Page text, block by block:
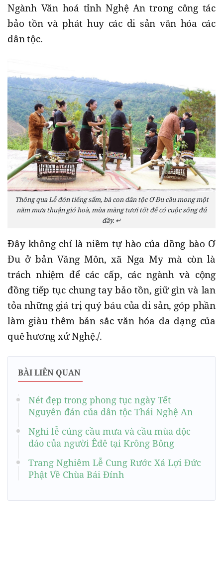
Ngành Văn hoá tỉnh Nghệ An trong công tác
bảo tồn và phát huy các di sản văn hóa các
dân tộc.
Thông qua Lễ đón tiếng sấm, bà con dân tộc Ơ Đu cầu mong một
năm mưa thuận gió hoà, mùa màng tươi tốt để có cuộc sống đủ
đầy. ↵
Đây không chỉ là niềm tự hào của đồng bào Ơ
Đu ở bản Văng Môn, xã Nga My mà còn là
trách nhiệm để các cấp, các ngành và cộng
đồng tiếp tục chung tay bảo tồn, giữ gìn và lan
tỏa những giá trị quý báu của di sản, góp phần
làm giàu thêm bản sắc văn hóa đa dạng của
quê hương xứ Nghệ./.
BÀI LIÊN QUAN
Nét đẹp trong phong tục ngày Tết
Nguyên đán của dân tộc Thái Nghệ An
Nghi lễ cúng cầu mưa và cầu mùa độc
đáo của người Êđê tại Krông Bông
Trang Nghiêm Lễ Cung Rước Xá Lợi Đức
Phật Về Chùa Bái Đính